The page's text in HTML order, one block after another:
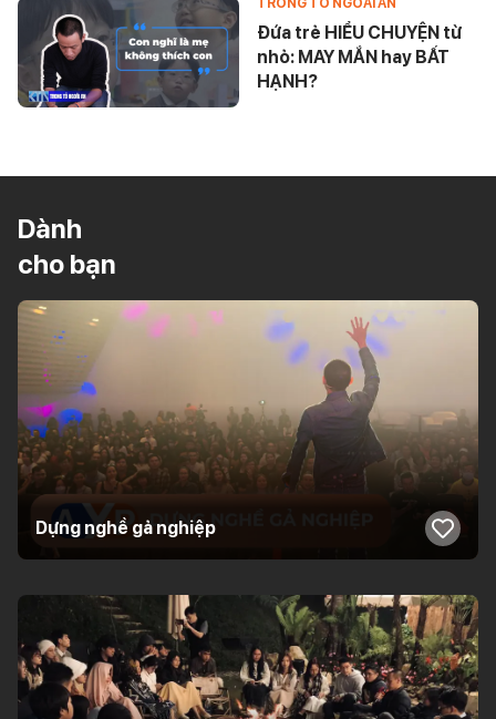
TRONG TỎ NGOÀI AN
Đứa trẻ HIỂU CHUYỆN từ
nhỏ: MAY MẮN hay BẤT
HẠNH?
Dành
cho bạn
Dựng nghề gả nghiệp